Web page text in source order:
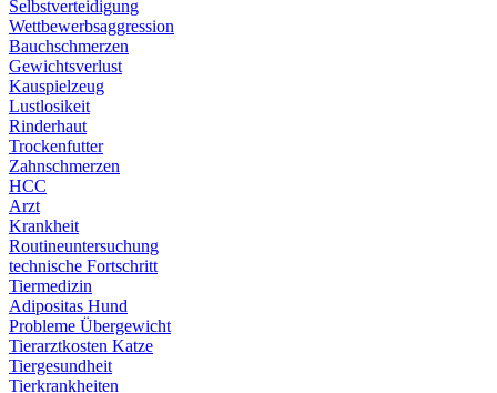
Selbstverteidigung
Wettbewerbsaggression
Bauchschmerzen
Gewichtsverlust
Kauspielzeug
Lustlosikeit
Rinderhaut
Trockenfutter
Zahnschmerzen
HCC
Arzt
Krankheit
Routineuntersuchung
technische Fortschritt
Tiermedizin
Adipositas Hund
Probleme Übergewicht
Tierarztkosten Katze
Tiergesundheit
Tierkrankheiten